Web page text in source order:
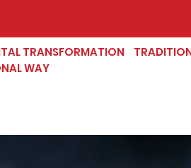
TRANSFORMATION
WAY